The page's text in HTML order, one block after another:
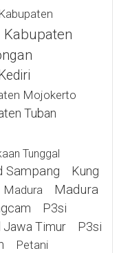
Kabupaten
Kabupaten
Mojokerto
Tuban
Tunggal
Sampang
Kung
Madura
Madura
P3si
Jawa Timur
P3si
Petani